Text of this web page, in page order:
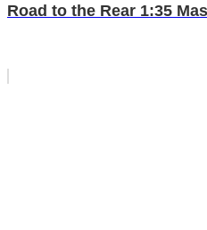
Road to the Rear 1:35